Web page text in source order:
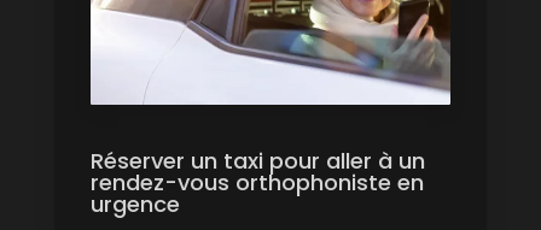
Réserver un taxi pour aller à un
rendez-vous orthophoniste en
urgence